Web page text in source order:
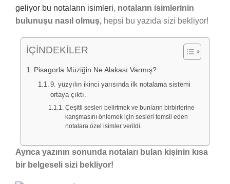
geliyor bu notaların isimleri, notaların isimlerinin
bulunuşu nasıl olmuş, hepsi bu yazıda sizi bekliyor!
İÇİNDEKİLER
Pisagorla Müziğin Ne Alakası Varmış?
9. yüzyılın ikinci yarısında ilk notalama sistemi
ortaya çıktı.
Çeşitli sesleri belirtmek ve bunların birbirlerine
karışmasını önlemek için sesleri temsil eden
notalara özel isimler verildi.
Ayrıca yazının sonunda notaları bulan kişinin kısa
bir belgeseli sizi bekliyor!